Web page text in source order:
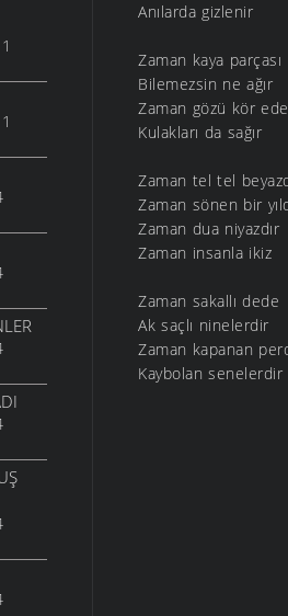
Anılarda gizlenir
Zaman kaya parçası
Bilemezsin ne ağır
Zaman gözü kör
Kulakları da sağır
Zaman tel tel
Zaman sönen bir
Zaman dua niyazdır
Zaman insanla ikiz
Zaman sakallı dede
Ak saçlı ninelerdir
Zaman kapanan
Kaybolan senelerdir